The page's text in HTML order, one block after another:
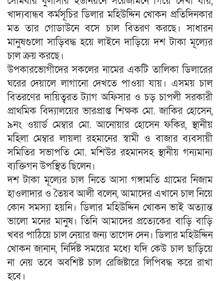
খাদ্যবান্ধব কর্মসূচির ডিলার মহিউদ্দিন খোকন প্রতিদিনকার
মত তার গোডাউনে বসে চাল বিতরণ করছে। সাধারন
মানুষগুলো সাড়িবদ্ধ হয়ে লাইনে দাড়িয়ে দশ টাকা মূল্যের
চাল ক্রয় করছে।
উপকারভোগীদের সকলের নামের একটি তালিকা ডিলারের
ঘরের দেয়ালে লাগানো দেখতে পাওয়া যায়। এসময় চাল
বিতরণের দায়িত্বরত ট্যাগ অফিসার ও চড় চাপলী সরকারী
প্রাথমিক বিদ্যালয়ের ভারপ্রাপ্ত শিক্ষক মো. জাকির হোসেন,
৯নং ওয়ার্ড মেম্বার মো. আনোয়ার হোসেন ফকির, স্থানীয়
মহিলা মেম্বার লায়লা রহমানের স্বামী ও বাজার ব্যবসায়ী
সমিতির সভাপতি মো. মশিউর রহমানসহ স্থানীয় গন্যমান্য
ব্যক্তিগন উপস্থিত ছিলেন।
দশ টাকা মূল্যের চাল নিতে আসা গঙ্গামতি গ্রামের নিজাম
হাওলাদার ও তৈয়ব আলী বলেন, আমাদের এখানে চাল নিয়ে
কোন সমস্যা হয়নি। ডিলার মহিউদ্দিন খোকন ভাই অত্যান্ত
ভালো মনের মানুষ। তিনি আমাদের প্রত্যেকের বাড়ি বাড়ি
খবর পাঠিয়ে চাল নেয়ার জন্য তাগেদ দেন। ডিলার মহিউদ্দিন
খোকন জানান, নির্দিষ্ট সময়ের মধ্যে যদি কেউ চাল ছাড়িয়ে
না নেয় তবে অবশিষ্ট চাল রেজিষ্টারে লিপিবদ্ধ করে রাখা
হবে।